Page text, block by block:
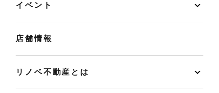
イベント
店舗情報
リノベ不動産とは